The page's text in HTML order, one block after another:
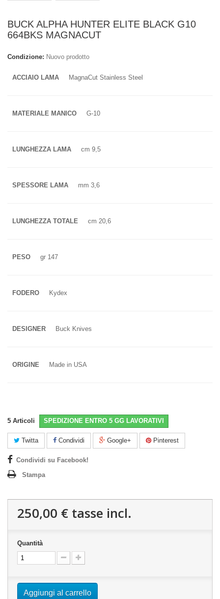
BUCK ALPHA HUNTER ELITE BLACK G10
664BKS MAGNACUT
Condizione: Nuovo prodotto
ACCIAIO LAMA MagnaCut Stainless Steel
MATERIALE MANICO G-10
LUNGHEZZA LAMA cm 9,5
SPESSORE LAMA mm 3,6
LUNGHEZZA TOTALE cm 20,6
PESO gr 147
FODERO Kydex
DESIGNER Buck Knives
ORIGINE Made in USA
5 Articoli SPEDIZIONE ENTRO 5 GG LAVORATIVI
Twitta Condividi Google+ Pinterest
Condividi su Facebook!
Stampa
250,00 € tasse incl.
Quantità
Aggiungi al carrello